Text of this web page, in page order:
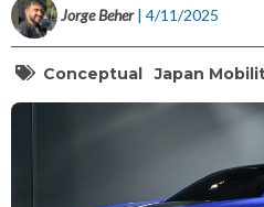
Jorge Beher | 4/11/2025
Conceptual Japan